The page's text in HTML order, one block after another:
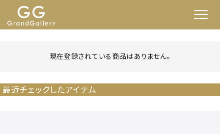
現在登録されている商品はありません。
最近チェックしたアイテム